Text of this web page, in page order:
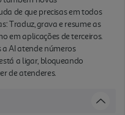
de que precisas em todos
Traduz, grava e resume as
em aplicações de terceiros.
AI atende números
a ligar, bloqueando
de atenderes.